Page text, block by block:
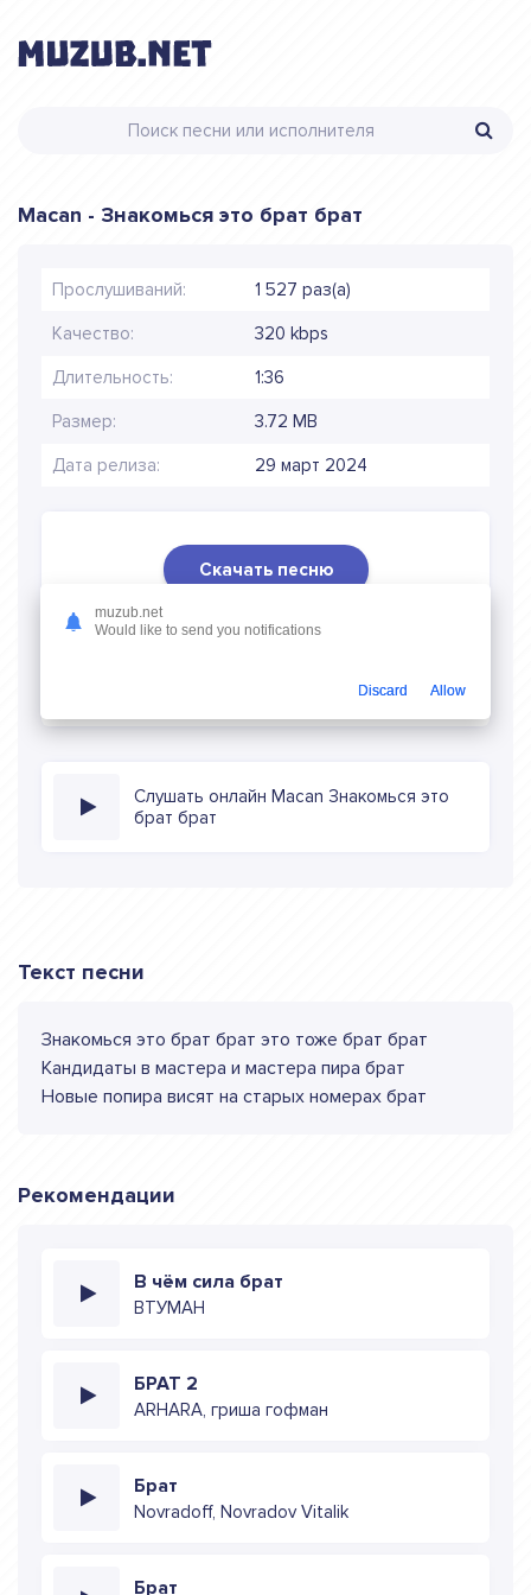
Macan - Знакомься это брат брат
Прослушиваний: 1 527 раз(а)
Качество: 320 kbps
Длительность: 1:36
Размер: 3.72 MB
Дата релиза: 29 март 2024
Скачать песню
Скачать песню Macan - Знакомься это брат брат
Слушать онлайн Macan Знакомься это
брат брат
Текст песни
Знакомься это брат брат это тоже брат брат
Кандидаты в мастера и мастера пира брат
Новые попира висят на старых номерах брат
Рекомендации
В чём сила брат
ВТУМАН
БРАТ 2
ARHARA, гриша гофман
Брат
Novradoff, Novradov Vitalik
Брат
muzub.net
Would like to send you notifications
Discard Allow